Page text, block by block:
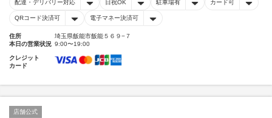
配達・デリバリー対応 日祝OK 駐車場有 カード可
QRコード決済可 電子マネー決済可
住所
埼玉県飯能市飯能５６９−７
本日の営業状況 9:00〜19:00
クレジット
カード
店舗公式